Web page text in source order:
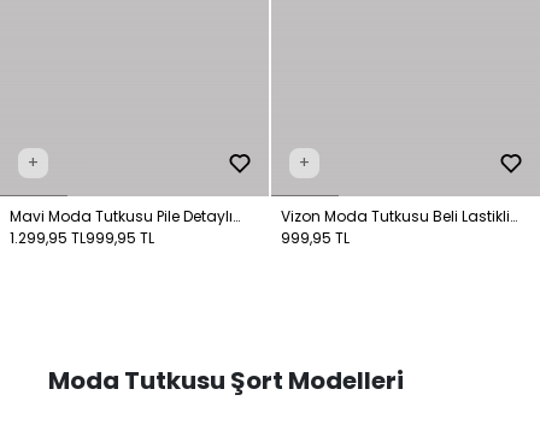
+
Mavi Moda Tutkusu Pile Detaylı
Şort
1.299,95 TL999,95 TL
+
Vizon Moda Tutkusu Beli Lastikli
Şort
999,95 TL
Moda Tutkusu Şort Modelleri